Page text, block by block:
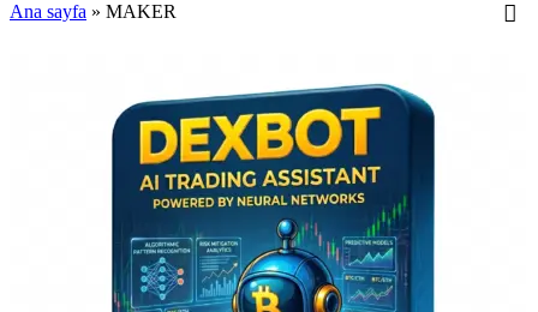
Ana sayfa » MAKER